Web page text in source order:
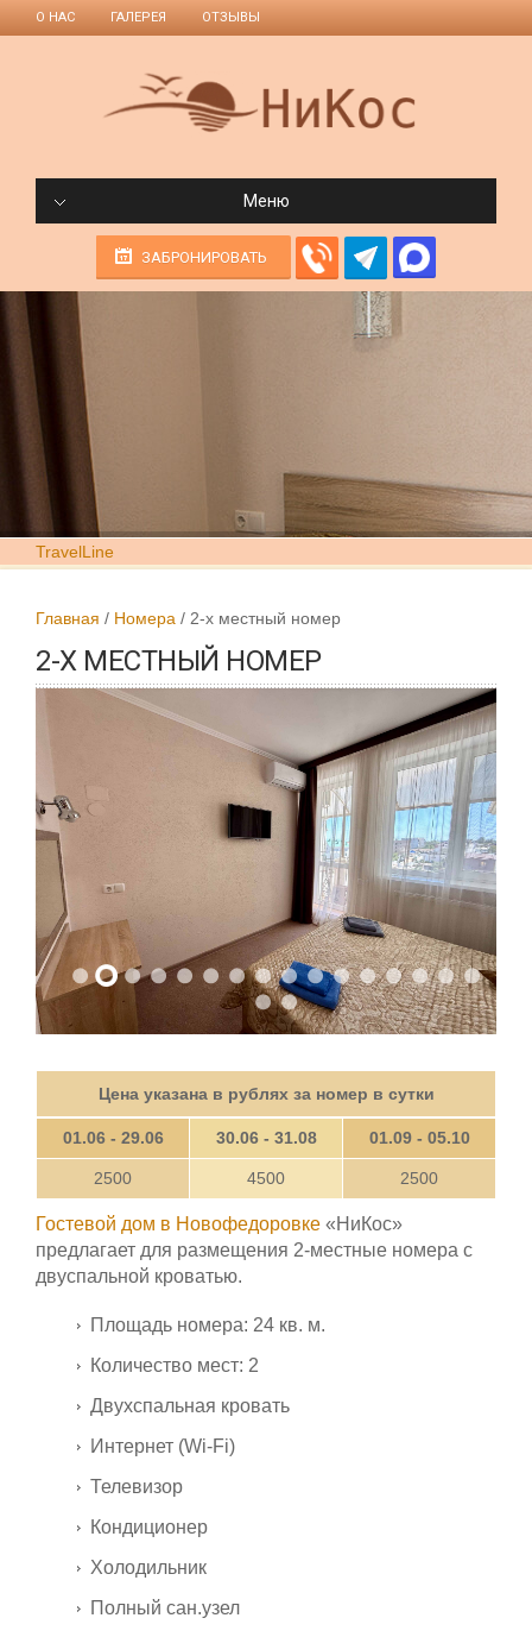
О НАС ГАЛЕРЕЯ ОТЗЫВЫ
Меню
ЗАБРОНИРОВАТЬ
TravelLine
Главная Номера 2-х местный номер
2-Х МЕСТНЫЙ НОМЕР
Цена указана в рублях за номер в сутки
01.06 - 29.06 30.06 - 31.08 01.09 - 05.10
2500 4500 2500
Гостевой дом в Новофедоровке «НиКос»
предлагает для размещения 2-местные номера с
двуспальной кроватью.
Площадь номера: 24 кв. м.
Количество мест: 2
Двухспальная кровать
Интернет (Wi-Fi)
Телевизор
Кондиционер
Холодильник
Полный сан.узел